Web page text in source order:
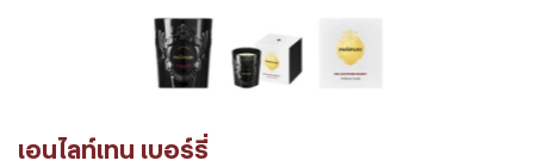
เอนไลท์เทน เบอร์รี่